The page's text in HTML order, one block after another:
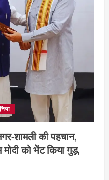
शामली की पहचान,
को भेंट किया गुड़,